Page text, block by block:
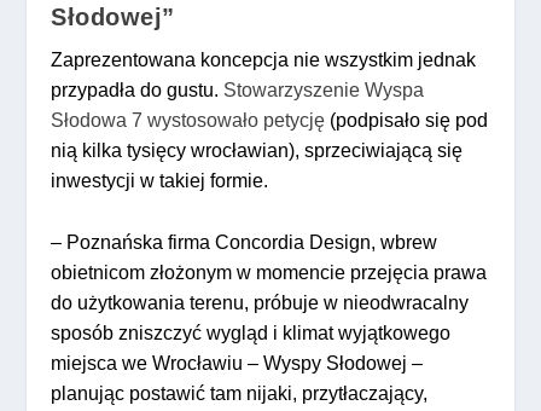
Słodowej”
Zaprezentowana koncepcja nie wszystkim jednak
przypadła do gustu. Stowarzyszenie Wyspa
Słodowa 7 wystosowało petycję (podpisało się pod
nią kilka tysięcy wrocławian), sprzeciwiającą się
inwestycji w takiej formie.
– Poznańska firma Concordia Design, wbrew
obietnicom złożonym w momencie przejęcia prawa
do użytkowania terenu, próbuje w nieodwracalny
sposób zniszczyć wygląd i klimat wyjątkowego
miejsca we Wrocławiu – Wyspy Słodowej –
planując postawić tam nijaki, przytłaczający,